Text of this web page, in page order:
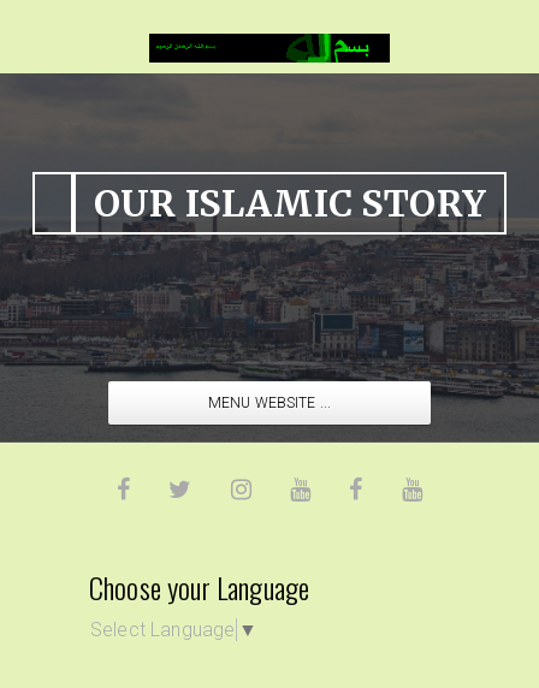
OUR ISLAMIC STORY
MENU WEBSITE ...
Choose your Language
Select Language ▼